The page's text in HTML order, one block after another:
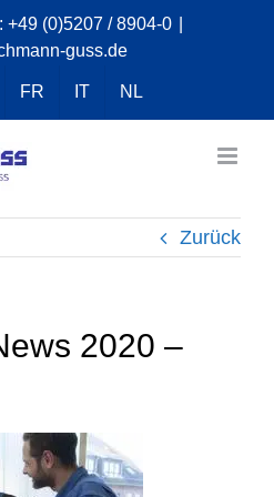
+49 (0)5207 / 8904-0
guss.de
FR IT NL
Zurück
2020 –